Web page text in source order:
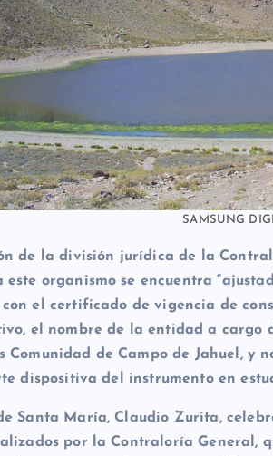
SAMSUNG
de la división jurídica de la
este organismo se encuentra
el certificado de vigencia de
el nombre de la entidad a cargo
Comunidad de Campo de Jahuel, y
dispositiva del instrumento en
Santa María, Claudio Zurita,
por la Contraloría General,